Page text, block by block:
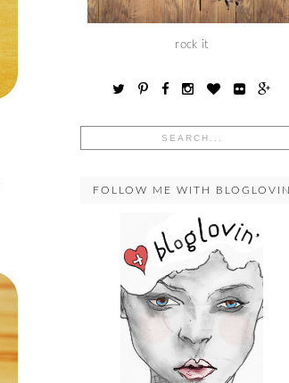
rock it
FOLLOW ME WITH BLOGLOVIN